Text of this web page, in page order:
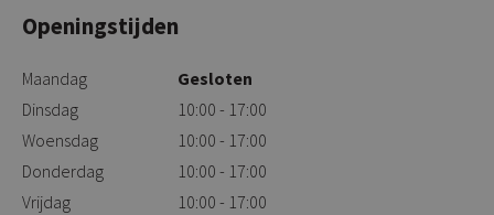
Openingstijden
Maandag
Gesloten
Dinsdag
10:00 - 17:00
Woensdag
10:00 - 17:00
Donderdag
10:00 - 17:00
Vrijdag
10:00 - 17:00